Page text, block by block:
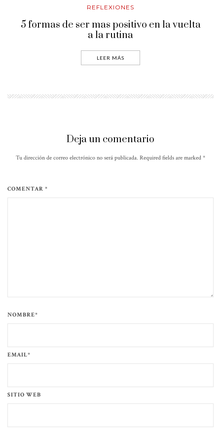
REFLEXIONES
5 formas de ser mas positivo en la vuelta
a la rutina
LEER MÁS
Deja un comentario
Tu dirección de correo electrónico no será publicada. Required fields are marked *
COMENTAR *
NOMBRE*
EMAIL*
SITIO WEB